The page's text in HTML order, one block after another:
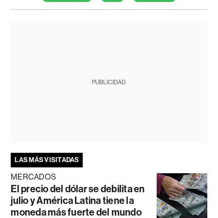
PUBLICIDAD
LAS MÁS VISITADAS
MERCADOS
El precio del dólar se debilita en
julio y América Latina tiene la
moneda más fuerte del mundo